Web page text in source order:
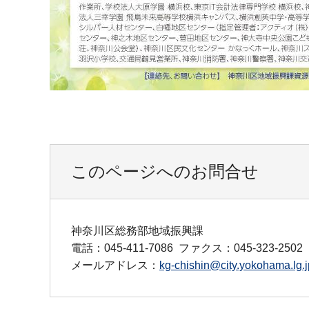
このページへのお問合せ
神奈川区総務部地域振興課
電話：045-411-7086 ファクス：045-323-2502
メールアドレス： kg-